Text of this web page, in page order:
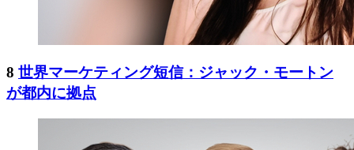
8 世界マーケティング短信：ジャック・モートン
が都内に拠点